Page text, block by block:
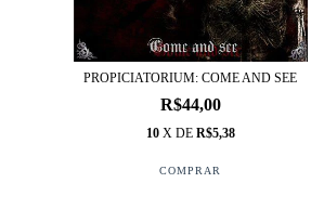
PROPICIATORIUM: COME AND SEE
R$44,00
10 X DE R$5,38